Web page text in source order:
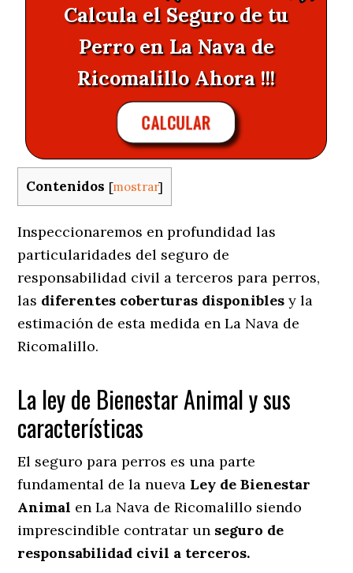
Calcula el Seguro de tu
Perro en La Nava de
Ricomalillo Ahora !!!
CALCULAR
Contenidos [mostrar]
Inspeccionaremos en profundidad las
particularidades del seguro de
responsabilidad civil a terceros para perros,
las diferentes coberturas disponibles y la
estimación de esta medida en La Nava de
Ricomalillo.
La ley de Bienestar Animal y sus
características
El seguro para perros es una parte
fundamental de la nueva Ley de Bienestar
Animal en La Nava de Ricomalillo siendo
imprescindible contratar un seguro de
responsabilidad civil a terceros.